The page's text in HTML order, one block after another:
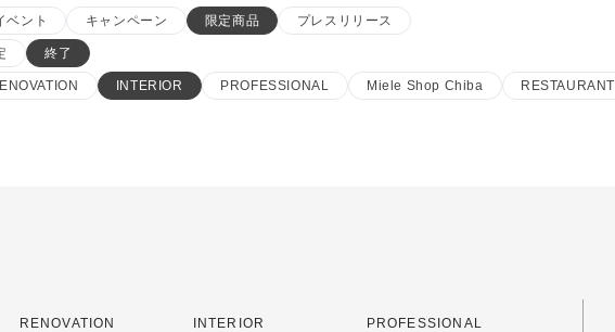
ベント キャンペーン 限定商品 プレスリリース
終了
INTERIOR PROFESSIONAL Miele Shop Chiba RESTAURANT
RENOVATION INTERIOR PROFESSIONAL